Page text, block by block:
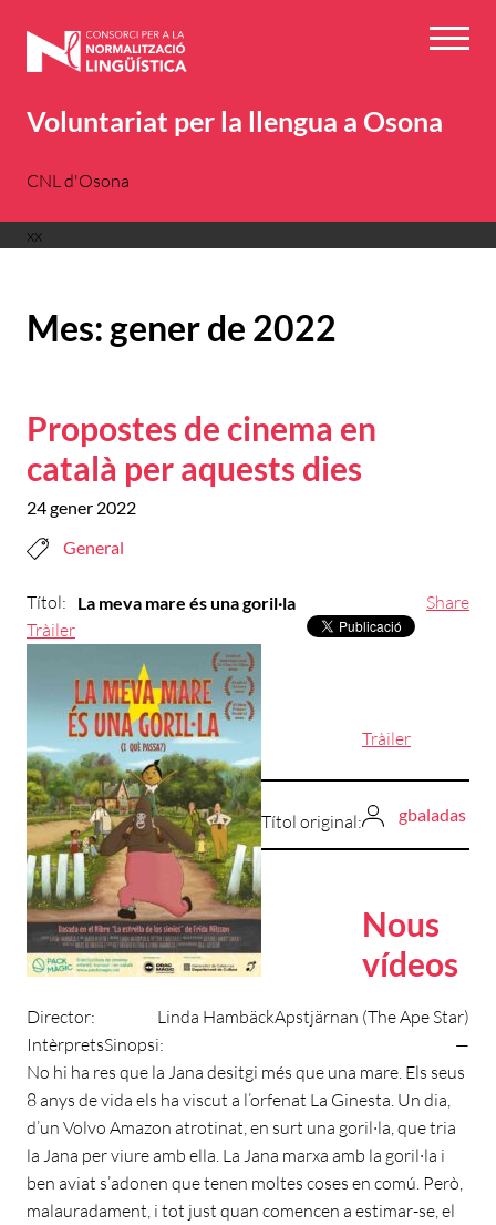
Voluntariat per la llengua a Osona
CNL d'Osona
xx
Mes: gener de 2022
Propostes de cinema en
català per aquests dies
24 gener 2022
General
Share
Títol: La meva mare és una goril·la
Títol original:
Apstjärnan (The Ape Star)
Director:
Linda Hambäck
Intèrprets
—
Sinopsi:
No hi ha res que la Jana desitgi més que una mare. Els seus
8 anys de vida els ha viscut a l’orfenat La Ginesta. Un dia,
d’un Volvo Amazon atrotinat, en surt una goril·la, que tria
la Jana per viure amb ella. La Jana marxa amb la goril·la i
ben aviat s’adonen que tenen moltes coses en comú. Però,
malauradament, i tot just quan comencen a estimar-se, el
Tràiler
Tràiler
gbaladas
Nous
vídeos